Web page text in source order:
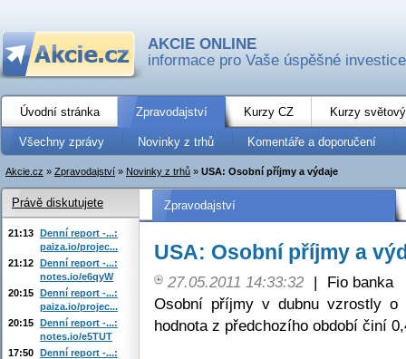
AKCIE ONLINE
informace pro Vaše úspěšné investice
Úvodní stránka Zpravodajství Kurzy CZ Kurzy
Všechny zprávy Novinky z trhů Komentáře a doporučení
Akcie.cz » Zpravodajství » Novinky z trhů » USA: Osobní příjmy a výdaje
Zpravodajství
USA: Osobní příjmy a
27.05.2011 14:33:32 |
Fio banka
Osobní příjmy v dubnu vzrostly o
hodnota z předchozího období činí
Právě diskutujete
21:13 Denní report -...:
paiza.io/projec...
21:12 Denní report -...:
notes.io/e6qyW
20:15 Denní report -...:
paiza.io/projec...
20:15 Denní report -...:
notes.io/e5TUT
17:50 Denní report -...: